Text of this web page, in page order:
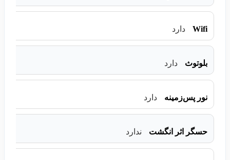
Wifi دارد
بلوتوث دارد
نور پس‌زمینه دارد
حسگر اثر انگشت ندارد